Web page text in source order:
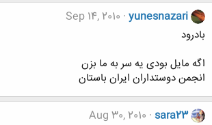
yunesnazari
Sep 14, 2010
بادرود
اگه مایل بودی یه سر به ما بزن
انجمن دوستداران ایران باستان
sara23
Aug 30, 2010